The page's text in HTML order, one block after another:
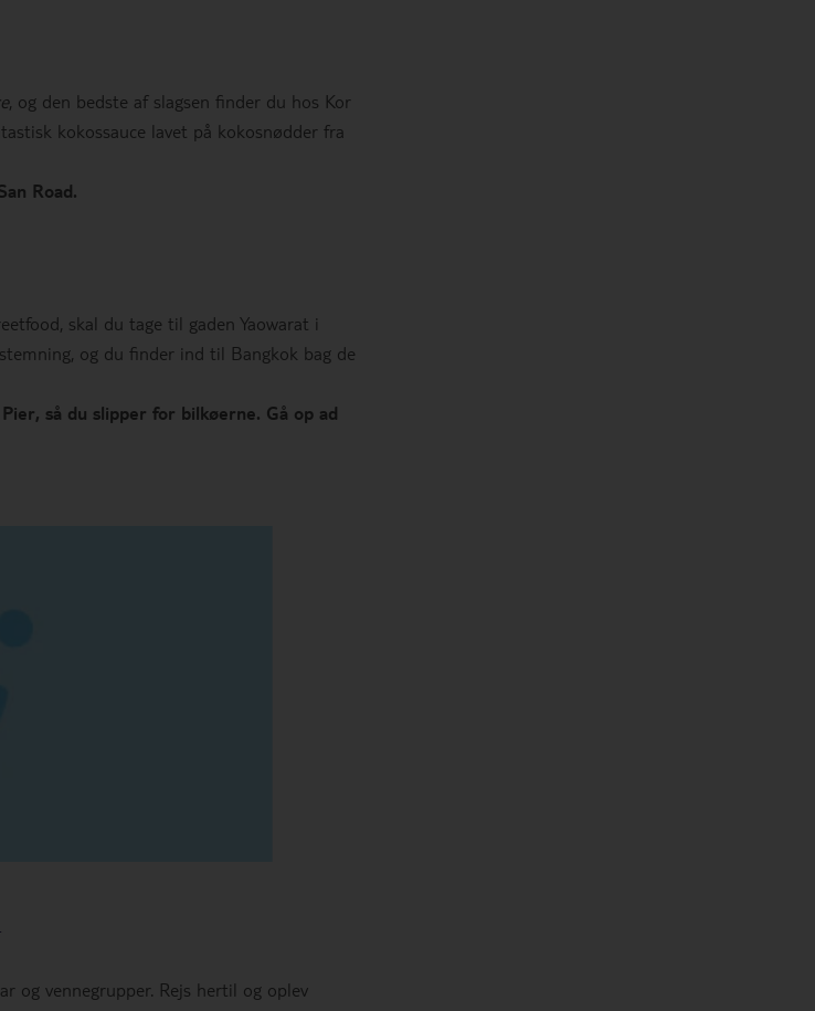
, og den bedste af slagsen finder du hos Kor
kokossauce lavet på kokosnødder fra
Road.
skal du tage til gaden Yaowarat i
og du finder ind til Bangkok bag de
så du slipper for bilkøerne. Gå op ad
og vennegrupper. Rejs hertil og oplev